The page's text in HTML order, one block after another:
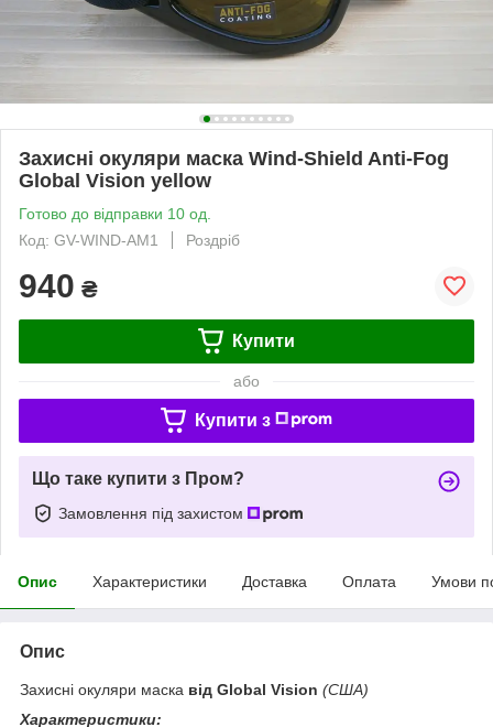
Захисні окуляри маска Wind-Shield Anti-Fog
Global Vision yellow
Готово до відправки 10 од.
Код: GV-WIND-AM1
Роздріб
940 ₴
Купити
або
Купити з
Що таке купити з Пром?
Замовлення під захистом
Опис Характеристики Доставка Оплата Умови
Опис
Захисні окуляри маска від Global Vision (США)
Характеристики: